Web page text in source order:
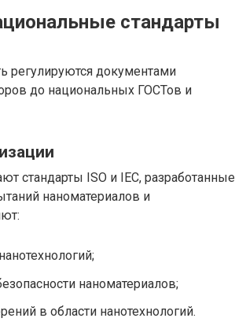
стандарты
регулируются документами
до национальных ГОСТов и
стандарты ISO и IEC, разработанные
наноматериалов и
наноматериалов;
в области нанотехнологий.